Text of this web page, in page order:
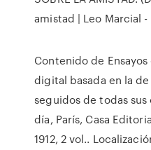
amistad | Leo Marcial
Contenido de
digital basada en la
seguidos de todas
día, París, Casa
1912, 2 vol..